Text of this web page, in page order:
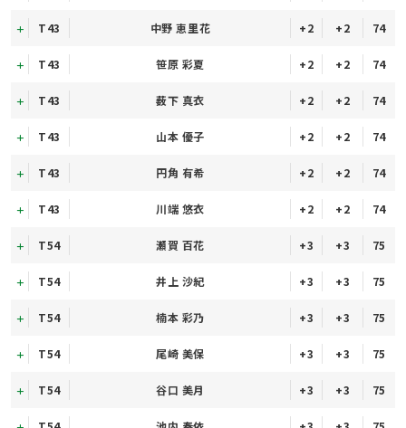
T43 中野 恵里花 +2 +2 74
T43 笹原 彩夏 +2 +2 74
T43 薮下 真衣 +2 +2 74
T43 山本 優子 +2 +2 74
T43 円角 有希 +2 +2 74
T43 川端 悠衣 +2 +2 74
T54 瀬賀 百花 +3 +3 75
T54 井上 沙紀 +3 +3 75
T54 楠本 彩乃 +3 +3 75
T54 尾崎 美保 +3 +3 75
T54 谷口 美月 +3 +3 75